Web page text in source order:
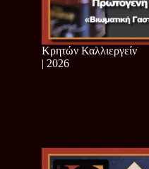
Κρητών Καλλιεργείν
| 2026